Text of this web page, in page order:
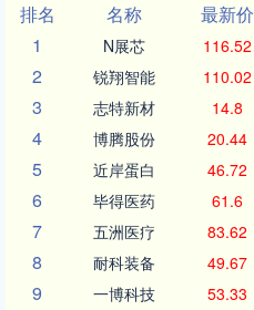
排名
名称 最新价
1
N展芯 116.52
2 锐翔智能 110.02
3 志特新材 14.8
4 博腾股份 20.44
5 近岸蛋白 46.72
6 毕得医药 61.6
7 五洲医疗 83.62
8 耐科装备 49.67
9 一博科技 53.33